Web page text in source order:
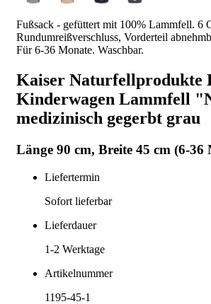
Fußsack - gefüttert mit 100% Lammfell. 6
Rundumreißverschluss, Vorderteil
Für 6-36 Monate. Waschbar.
Kaiser Naturfellprodukte
Kinderwagen Lammfell
medizinisch gegerbt grau
Länge 90 cm, Breite 45 cm (6-36
Liefertermin
Sofort lieferbar
Lieferdauer
1-2 Werktage
Artikelnummer
1195-45-1